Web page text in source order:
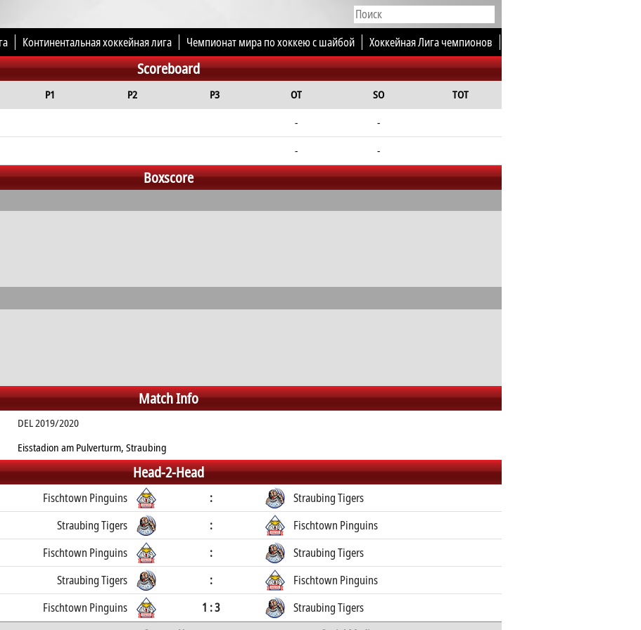
Континентальная хоккейная лига Чемпионат мира по хоккею с шайбой
Хоккейная Лига чемпионов
Scoreboard
P1 P2 P3 OT SO
TOT
-
-
- -
Boxscore
Match Info
DEL 2019/2020
Eisstadion am Pulverturm, Straubing
Head-2-Head
Fischtown Pinguins :
Straubing Tigers
Straubing Tigers :
Fischtown Pinguins
Fischtown Pinguins :
Straubing Tigers
Straubing Tigers :
Fischtown Pinguins
Fischtown Pinguins 1 : 3
Straubing Tigers